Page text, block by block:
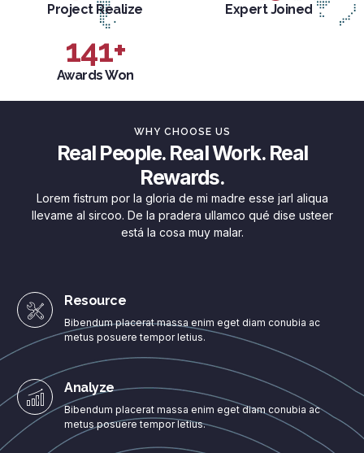
Project Realize Expert Joined
Awards Won
141+
WHY CHOOSE US
Real People. Real Work. Real
Rewards.
Lorem fistrum por la gloria de mi madre esse jarl aliqua
llevame al sircoo. De la pradera ullamco qué dise usteer
está la cosa muy malar.
Resource
Bibendum placerat massa enim eget diam conubia ac
metus posuere tempor letius.
Analyze
Bibendum placerat massa enim eget diam conubia ac
metus posuere tempor letius.